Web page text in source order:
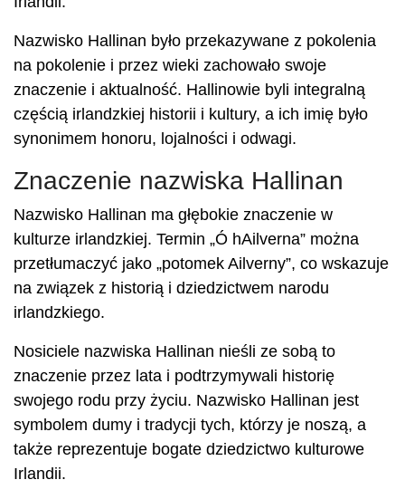
Nazwisko Hallinan było przekazywane z pokolenia
na pokolenie i przez wieki zachowało swoje
znaczenie i aktualność. Hallinowie byli integralną
częścią irlandzkiej historii i kultury, a ich imię było
synonimem honoru, lojalności i odwagi.
Znaczenie nazwiska Hallinan
Nazwisko Hallinan ma głębokie znaczenie w
kulturze irlandzkiej. Termin „Ó hAilverna” można
przetłumaczyć jako „potomek Ailverny”, co wskazuje
na związek z historią i dziedzictwem narodu
irlandzkiego.
Nosiciele nazwiska Hallinan nieśli ze sobą to
znaczenie przez lata i podtrzymywali historię
swojego rodu przy życiu. Nazwisko Hallinan jest
symbolem dumy i tradycji tych, którzy je noszą, a
także reprezentuje bogate dziedzictwo kulturowe
Irlandii.